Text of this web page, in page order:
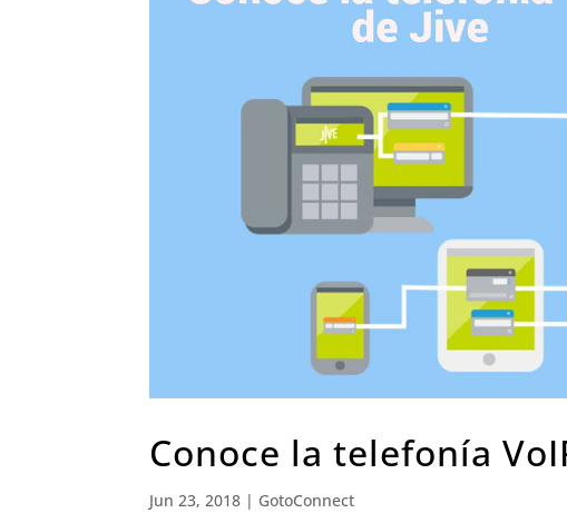
Conoce la telefonía
Jun 23, 2018 | GotoConnect